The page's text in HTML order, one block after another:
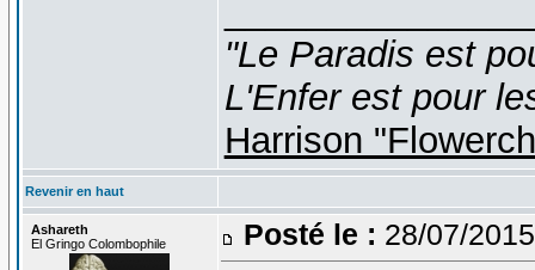
"Le Paradis est
L'Enfer est pour
Harrison
Revenir en haut
Ashareth
El Gringo Colombophile
Posté le : 28/07/